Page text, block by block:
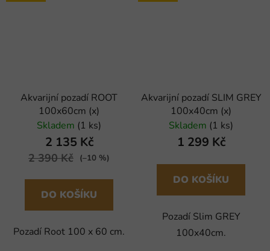
Akvarijní pozadí ROOT
100x60cm (x)
Skladem (1 ks)
2 135 Kč
2 390 Kč (–10 %)
DO KOŠÍKU
Pozadí Root 100 x 60 cm.
Akvarijní pozadí SLIM GREY
100x40cm (x)
Skladem (1 ks)
1 299 Kč
DO KOŠÍKU
Pozadí Slim GREY
100x40cm.